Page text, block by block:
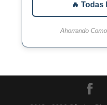
🔥 Todas
Ahorrando